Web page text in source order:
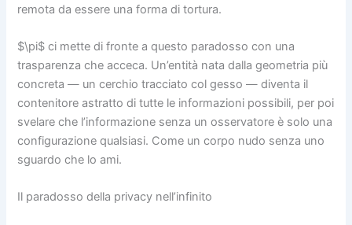
remota da essere una forma di tortura.
$\pi$ ci mette di fronte a questo paradosso con una
trasparenza che acceca. Un’entità nata dalla geometria più
concreta — un cerchio tracciato col gesso — diventa il
contenitore astratto di tutte le informazioni possibili, per poi
svelare che l’informazione senza un osservatore è solo una
configurazione qualsiasi. Come un corpo nudo senza uno
sguardo che lo ami.
Il paradosso della privacy nell’infinito